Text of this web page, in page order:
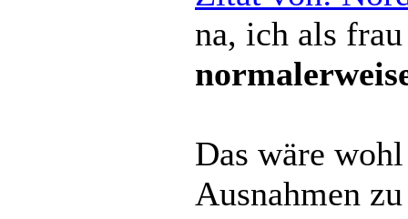
na, ich als
Das wäre
Ausnahmen